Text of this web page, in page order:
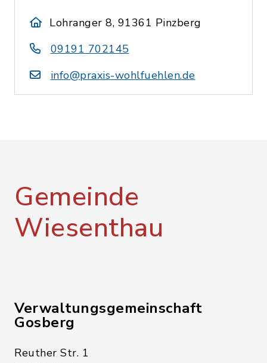
Lohranger 8, 91361 Pinzberg
09191 702145
info@praxis-wohlfuehlen.de
Gemeinde
Wiesenthau
Verwaltungsgemeinschaft
Gosberg
Reuther Str. 1